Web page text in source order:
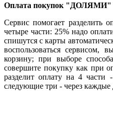
Оплата покупок "ДОЛЯМИ"
Сервис помогает разделить
четыре части: 25% надо
спишутся с карты
воспользоваться сервисом,
корзину; при выборе
совершите покупку как при
разделит оплату на 4 части
следующие три - через каждые